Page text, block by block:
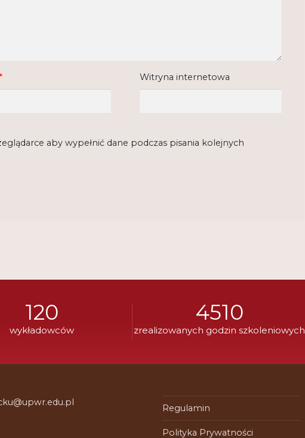
* Witryna internetowa
aby wypełnić dane podczas pisania kolejnych
120
wykładowców
4510
zrealizowanych godzin szkoleniowych
Regulamin
Polityka Prywatności